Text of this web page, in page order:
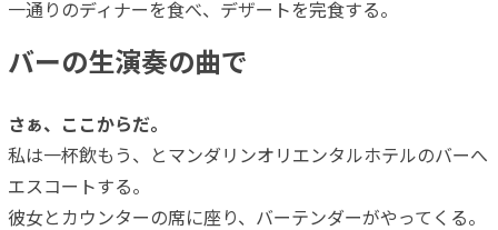
一通りのディナーを食べ、デザートを完食する。
バーの生演奏の曲で
さぁ、ここからだ。
私は一杯飲もう、とマンダリンオリエンタルホテルのバーへ
エスコートする。
彼女とカウンターの席に座り、バーテンダーがやってくる。